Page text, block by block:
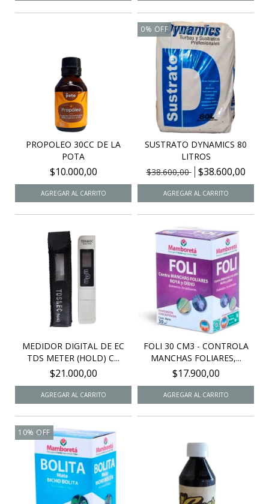
PROPOLEO 30CC DE LA
POTA
$10.000,00
0% OFF
SUSTRATO DYNAMICS 80
LITROS
$38.600,00
$38.600,00
MEDIDOR DIGITAL DE EC
TDS METER (HOLD) C...
$21.000,00
FOLI 30 CM3 - CONTROLA
MANCHAS FOLIARES,...
$17.900,00
10% OFF